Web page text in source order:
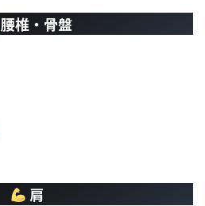
腰椎・骨盤
肩